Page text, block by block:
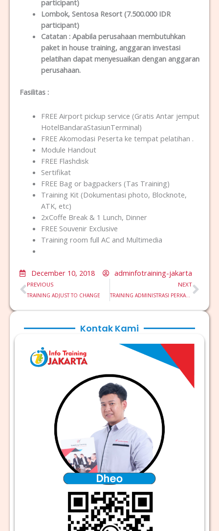
participant)
Lombok, Sentosa Resort (7.500.000 IDR
participant)
Catatan :Apabila perusahaan membutuhkan
paket in house training, anggaran investasi
pelatihan dapat menyesuaikan dengan anggaran
perusahaan.
Fasilitas :
FREE Airport pickup service (Gratis Antar jemput
HotelBandaraStasiunTerminal)
FREE Akomodasi Peserta ke tempat pelatihan .
Module Handout
FREE Flashdisk
Sertifikat
FREE Bag or bagpackers (Tas Training)
Training Kit (Dokumentasi photo, Blocknote,
ATK, etc)
2xCoffe Break & 1 Lunch, Dinner
FREE Souvenir Exclusive
Training room full AC and Multimedia
December 10, 2018 adminfotraining-jakarta
Prev
PREVIOUS
TRAINING ADJUST TO CHANGE
NEXT
TRAINING ADMINISTRASI PERKANTORAN
Kontak Kami